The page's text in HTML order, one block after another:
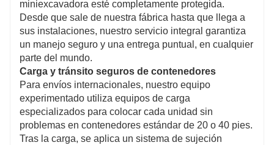
miniexcavadora esté completamente protegida.
Desde que sale de nuestra fábrica hasta que llega a
sus instalaciones, nuestro servicio integral garantiza
un manejo seguro y una entrega puntual, en cualquier
parte del mundo.
Carga y tránsito seguros de contenedores
Para envíos internacionales, nuestro equipo
experimentado utiliza equipos de carga
especializados para colocar cada unidad sin
problemas en contenedores estándar de 20 o 40 pies.
Tras la carga, se aplica un sistema de sujeción